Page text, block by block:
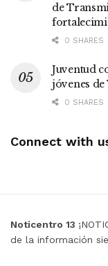
de
0 SHARES
Juventud
jóvenes
0 SHARES
Connect with
Noticentro 13
de la información